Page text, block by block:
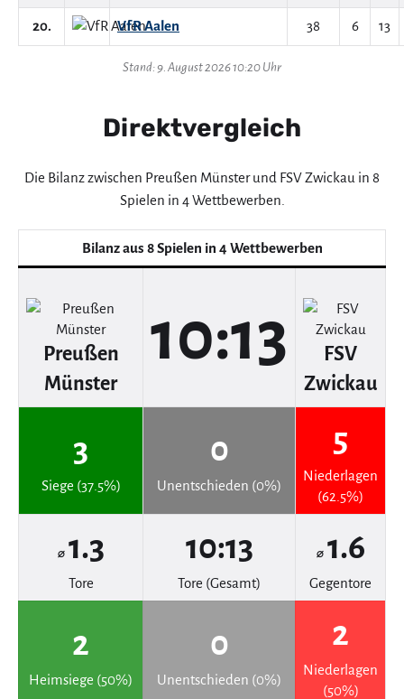
20. VfR Aalen 38 6 13
Stand: 9. August 2026 10:20 Uhr
Direktvergleich
Die Bilanz zwischen Preußen Münster und FSV Zwickau in 8
Spielen in 4 Wettbewerben.
Bilanz aus 8 Spielen in 4 Wettbewerben
Preußen
Münster
10:13
FSV
Zwickau
3
Siege (37.5%)
0
Unentschieden (0%)
5
Niederlagen
(62.5%)
⌀ 1.3
Tore
10:13
Tore (Gesamt)
⌀ 1.6
Gegentore
2
Heimsiege (50%)
0
Unentschieden (0%)
2
Niederlagen
(50%)